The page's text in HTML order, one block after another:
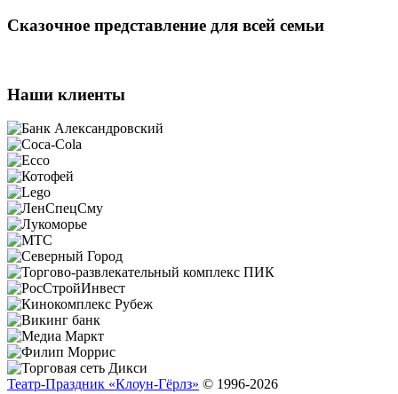
Сказочное представление для всей семьи
Наши клиенты
Театр-Праздник «Клоун-Гёрлз» © 1996-2026